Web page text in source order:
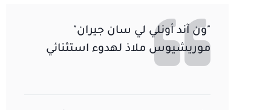
"ون آند أونلي لي سان جيران"
موريشيوس ملاذ لهدوء استثنائي